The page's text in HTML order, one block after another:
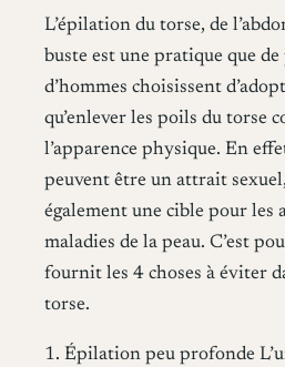
L’épilation du torse, de
buste est une pratique que
d’hommes choisissent
qu’enlever les poils du torse
l’apparence physique. En
peuvent être un attrait
également une cible pour les
maladies de la peau. C’est
fournit les 4 choses à éviter
torse.
1. Épilation peu profonde